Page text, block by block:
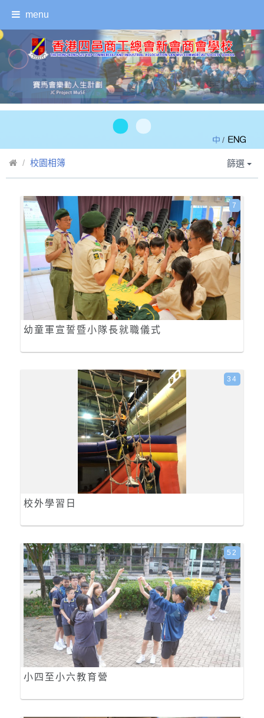
menu
/
校園相簿 篩選
幼童軍宣誓暨小隊長就職儀式
7
校外學習日
34
小四至小六教育營
52